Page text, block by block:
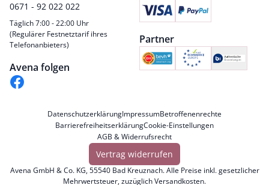
0671 - 92 022 022
Täglich 7:00 - 22:00 Uhr
(Regulärer Festnetztarif ihres
Telefonanbieters)
Avena folgen
Partner
DatenschutzerklärungImpressumBetroffenenrechte
BarrierefreiheitserklärungCookie-Einstellungen
AGB & Widerrufsrecht
Vertrag widerrufen
Avena GmbH & Co. KG, 55540 Bad Kreuznach. Alle Preise inkl. gesetzlicher
Mehrwertsteuer, zuzüglichVersandkosten.